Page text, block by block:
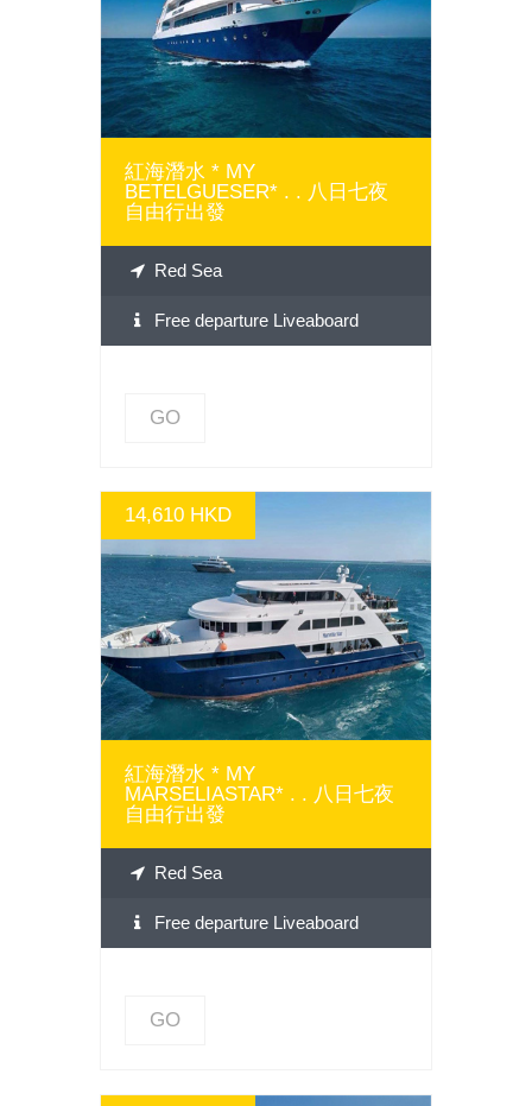
GO
紅海潛水 * MY
BETELGUESER* . . 八日七夜
自由行出發
Red Sea
Free departure Liveaboard
GO
14,610 HKD
GO
紅海潛水 * MY
MARSELIASTAR* . . 八日七夜
自由行出發
Red Sea
Free departure Liveaboard
GO